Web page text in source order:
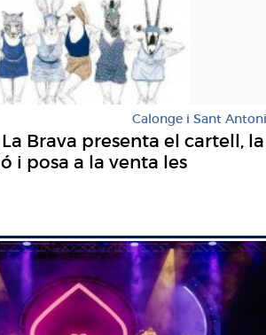
Calonge i Sant Antoni
Brava presenta el cartell, la
i posa a la venta les